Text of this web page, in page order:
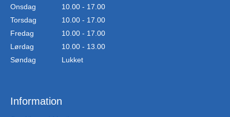
Onsdag
10.00 - 17.00
Torsdag
10.00 - 17.00
Fredag
10.00 - 17.00
Lørdag
10.00 - 13.00
Søndag
Lukket
Information